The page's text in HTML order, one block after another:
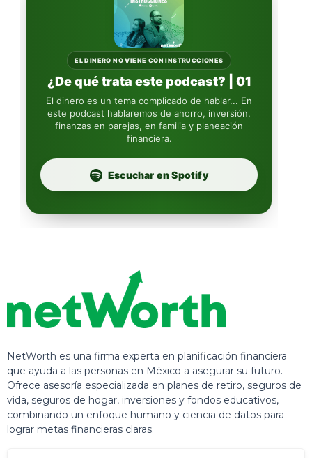
NetWorth es una firma experta en planificación financiera
que ayuda a las personas en México a asegurar su futuro.
Ofrece asesoría especializada en planes de retiro, seguros de
vida, seguros de hogar, inversiones y fondos educativos,
combinando un enfoque humano y ciencia de datos para
lograr metas financieras claras.
Principal
Sura
Insignia Life
Profuturo
EL DINERO NO VIENE CON INSTRUCCIONES
¿De qué trata este podcast? | 01
El dinero es un tema complicado de hablar... En
este podcast hablaremos de ahorro, inversión,
finanzas en parejas, en familia y planeación
financiera.
Escuchar en Spotify